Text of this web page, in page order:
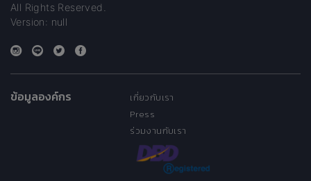
All Rights Reserved.
Version: null
ข้อมูลองค์กร
เกี่ยวกับเรา
Press
ร่วมงานกับเรา